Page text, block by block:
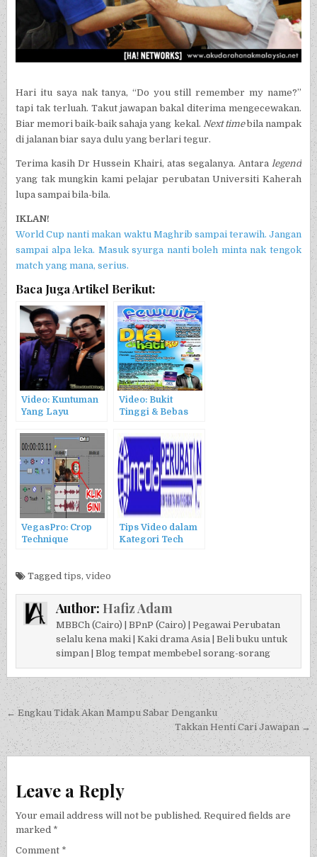
Hari itu saya nak tanya, “Do you still remember my name?”
tapi tak terluah. Takut jawapan bakal diterima mengecewakan.
Biar memori baik-baik sahaja yang kekal. Next timebila nampak
di jalanan biar saya dulu yang berlari tegur.
Terima kasih Dr Hussein Khairi, atas segalanya. Antara legend
yang tak mungkin kami pelajar perubatan Universiti Kaherah
lupa sampai bila-bila.
IKLAN!
World Cup nanti makan waktu Maghrib sampai terawih. Jangan
sampai alpa leka. Masuk syurga nanti boleh minta nak tengok
match yang mana, serius.
Baca Juga Artikel Berikut:
Video: Kuntuman
Yang Layu
Video: Bukit
Tinggi & Bebas
VegasPro: Crop
Technique
Tips Video dalam
Kategori Tech
Taggedtips,video
Author: Hafiz Adam
MBBCh (Cairo) | BPnP (Cairo) | Pegawai Perubatan
selalu kena maki | Kaki drama Asia | Beli buku untuk
simpan | Blog tempat membebel sorang-sorang
Post navigation
← Engkau Tidak Akan Mampu Sabar Denganku
Takkan Henti Cari Jawapan →
Leave a Reply
Your email address will not be published. Required fields are
marked *
Comment *